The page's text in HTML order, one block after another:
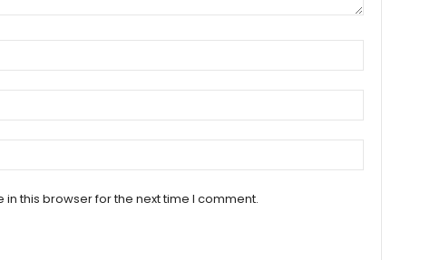
this browser for the next time I comment.